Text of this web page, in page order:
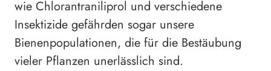
wie Chlorantraniliprol und verschiedene
Insektizide gefährden sogar unsere
Bienenpopulationen, die für die Bestäubung
vieler Pflanzen unerlässlich sind.